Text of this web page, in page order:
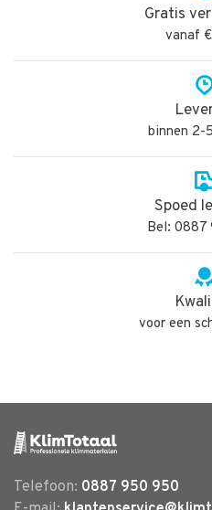
Gratis
vanaf
binnen 2-
Spoed
Bel: 0887
voor een
Telefoon: 0887 950 950